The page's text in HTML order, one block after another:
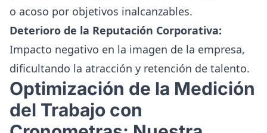
o acoso por objetivos inalcanzables.
Deterioro de la Reputación Corporativa:
Impacto negativo en la imagen de la empresa,
dificultando la atracción y retención de talento.
Optimización de la Medición
del Trabajo con